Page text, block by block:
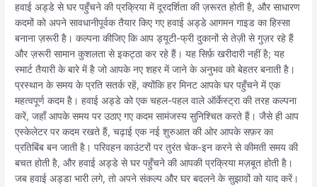
हवाई अड्डे से घर पहुँचने की प्रक्रिया में दूरदर्शिता की ज़रूरत होती है, और साधारण
कदमों को अपने सावधानीपूर्वक तैयार किए गए हवाई अड्डे आगमन गाइड का हिस्सा
बनाना ज़रूरी है। कल्पना कीजिए कि आप ड्यूटी-फ्री दुकानों से तेज़ी से गुज़र रहे हैं
और ज़रूरी सामान कुशलता से इकट्ठा कर रहे हैं। यह सिर्फ़ खरीदारी नहीं है; यह
स्मार्ट तैयारी के बारे में है जो आपके नए शहर में जाने के अनुभव को बेहतर बनाती है।
प्रस्थान के समय के प्रति सतर्क रहें, क्योंकि हर मिनट आपके घर पहुँचने में एक
महत्वपूर्ण कदम है। हवाई अड्डे को एक चहल-पहल वाले ऑर्केस्ट्रा की तरह कल्पना
करें, जहाँ आपके समय पर उठाए गए कदम सामंजस्य सुनिश्चित करते हैं। जैसे ही आप
एस्केलेटर पर कदम रखते हैं, चढ़ाई एक नई शुरुआत की ओर आपके सफ़र का
प्रतिबिंब बन जाती है। परिवहन काउंटरों पर तुरंत चेक-इन करने से कीमती समय की
बचत होती है, और हवाई अड्डे से घर पहुँचने की आपकी प्रक्रिया मज़बूत होती है।
जब हवाई अड्डा भारी लगे, तो अपने संकल्प और घर बदलने के सुझावों को याद करें।